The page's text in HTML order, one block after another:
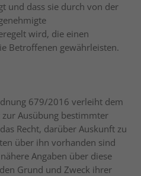
und dass sie durch von der
wird, die einen
Betroffenen gewährleisten.
679/2016 verleiht dem
Ausübung bestimmter
Recht, darüber Auskunft zu
über ihn vorhanden sind
Angaben über diese
Grund und Zweck ihrer